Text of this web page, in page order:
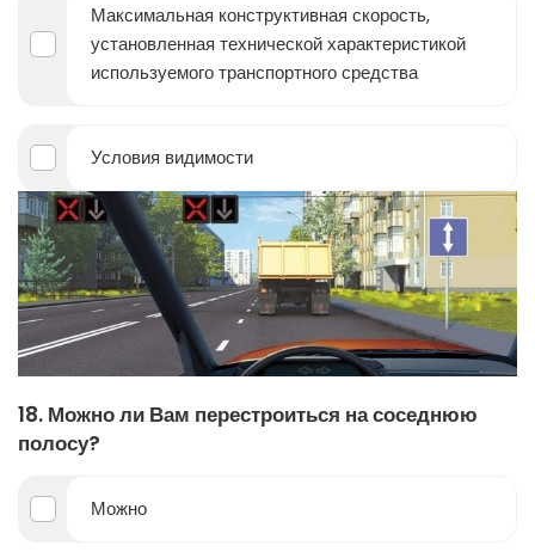
Максимальная конструктивная скорость,
установленная технической характеристикой
используемого транспортного средства
Условия видимости
18. Можно ли Вам перестроиться на соседнюю
полосу?
Можно